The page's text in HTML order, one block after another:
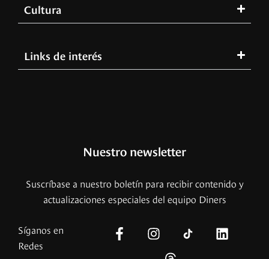
Cultura
Links de interés
Nuestro newsletter
Suscríbase a nuestro boletín para recibir contenido y
actualizaciones especiales del equipo Diners
Síganos en
Redes